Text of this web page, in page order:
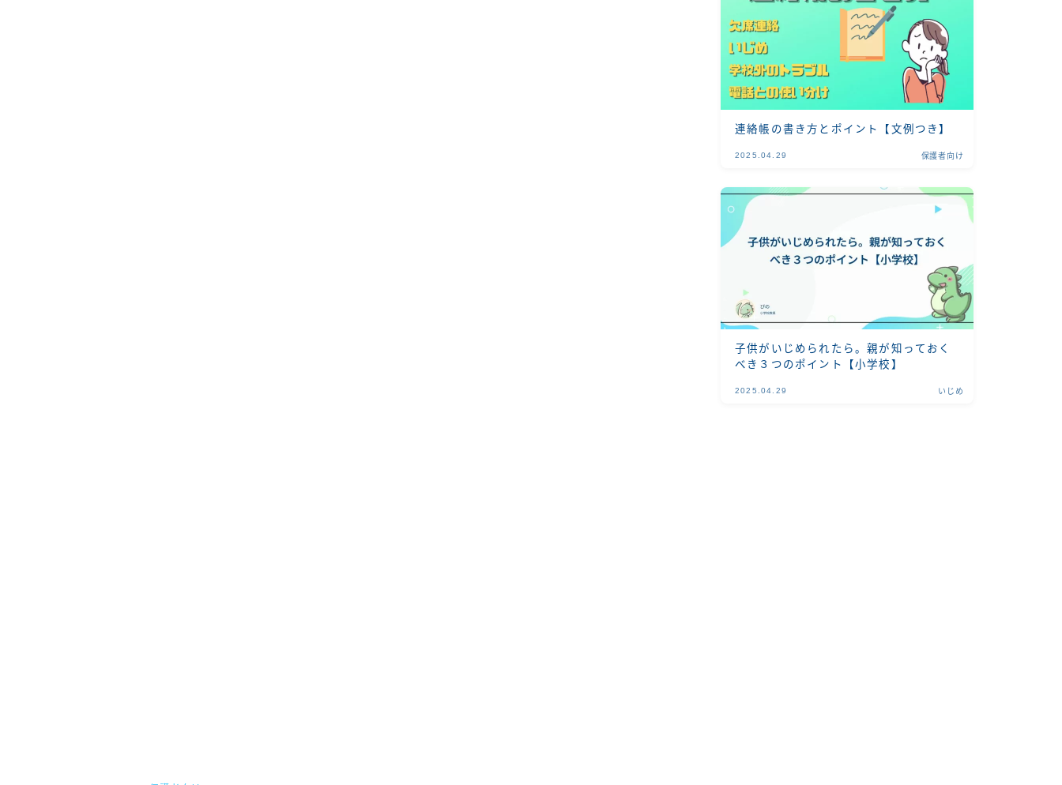
連絡帳の書き方とポイント【文例つき】
2025.04.29 保護者向け
子供がいじめられたら。親が知っておく
べき３つのポイント【小学校】
2025.04.29 いじめ